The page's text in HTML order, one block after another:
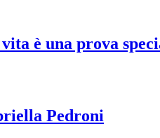
è una prova
Pedroni